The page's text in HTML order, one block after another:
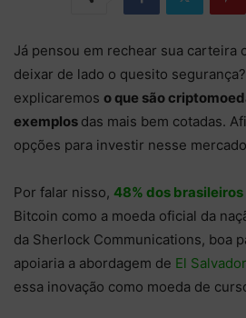
Já pensou em rechear sua carteira
deixar de lado o quesito
explicaremos o que são
exemplos das mais bem cotadas.
opções para investir nesse
Por falar nisso, 48% dos brasileiros
Bitcoin como a moeda oficial da
da Sherlock Communications, boa
apoiaria a abordagem de El Salvador
essa inovação como moeda de